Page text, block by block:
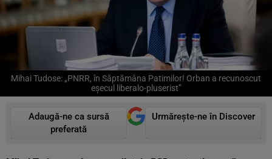
Mihai Tudose: „PNRR, în Săptămâna Patimilor! Orban a recunoscut
eșecul liberalo-pluserist”
Adaugă-ne ca sursă
preferată
Urmărește-ne în Discover